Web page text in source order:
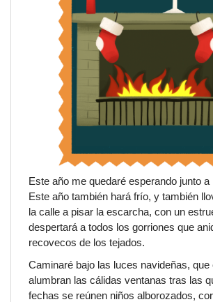
Este año me quedaré esperando junto a
Este año también hará frío, y también
la calle a pisar la escarcha, con un
despertará a todos los gorriones que
recovecos de los tejados.
Caminaré bajo las luces navideñas, que
alumbran las cálidas ventanas tras las
fechas se reúnen niños alborozados,